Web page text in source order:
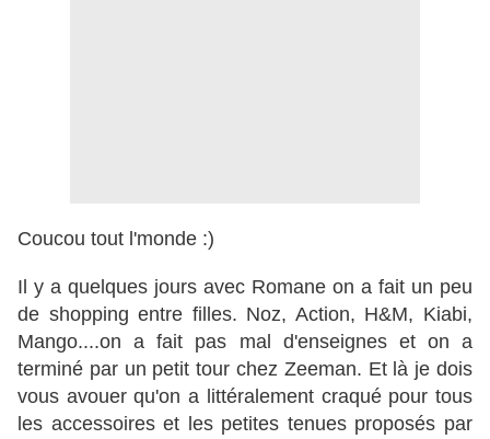
Coucou tout l'monde :)
Il y a quelques jours avec Romane on a fait un peu
de shopping entre filles. Noz, Action, H&M, Kiabi,
Mango....on a fait pas mal d'enseignes et on a
terminé par un petit tour chez Zeeman. Et là je dois
vous avouer qu'on a littéralement craqué pour tous
les accessoires et les petites tenues proposés par